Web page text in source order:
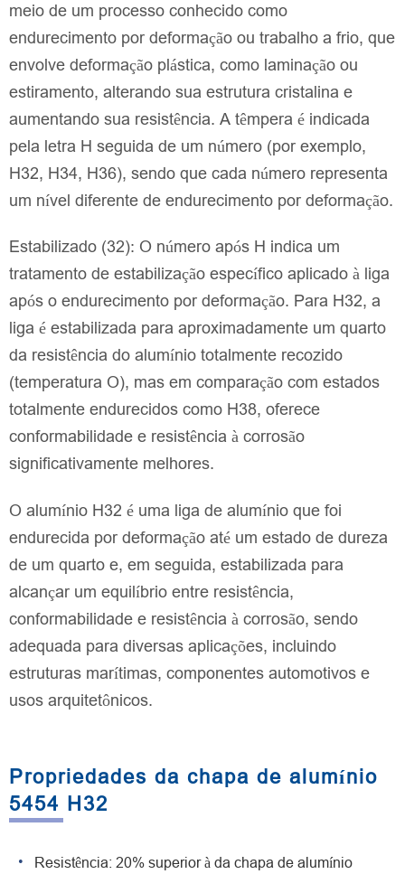
meio de um processo conhecido como
endurecimento por deformação ou trabalho a frio, que
envolve deformação plástica, como laminação ou
estiramento, alterando sua estrutura cristalina e
aumentando sua resistência. A têmpera é indicada
pela letra H seguida de um número (por exemplo,
H32, H34, H36), sendo que cada número representa
um nível diferente de endurecimento por deformação.
Estabilizado (32): O número após H indica um
tratamento de estabilização específico aplicado à liga
após o endurecimento por deformação. Para H32, a
liga é estabilizada para aproximadamente um quarto
da resistência do alumínio totalmente recozido
(temperatura O), mas em comparação com estados
totalmente endurecidos como H38, oferece
conformabilidade e resistência à corrosão
significativamente melhores.
O alumínio H32 é uma liga de alumínio que foi
endurecida por deformação até um estado de dureza
de um quarto e, em seguida, estabilizada para
alcançar um equilíbrio entre resistência,
conformabilidade e resistência à corrosão, sendo
adequada para diversas aplicações, incluindo
estruturas marítimas, componentes automotivos e
usos arquitetônicos.
Propriedades da chapa de alumínio
5454 H32
Resistência: 20% superior à da chapa de alumínio